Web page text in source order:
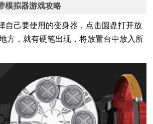
模拟器游戏攻略
自己要使用的变身器，点击圆盘打开放
方，就有硬笔出现，将放置台中放入所